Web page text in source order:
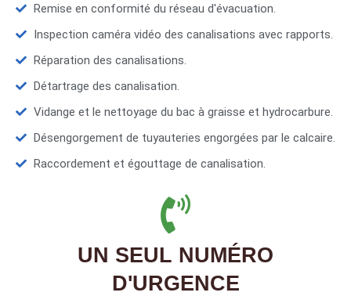
Remise en conformité du réseau d'évacuation.
Inspection caméra vidéo des canalisations avec rapports.
Réparation des canalisations.
Détartrage des canalisation.
Vidange et le nettoyage du bac à graisse et hydrocarbure.
Désengorgement de tuyauteries engorgées par le calcaire.
Raccordement et égouttage de canalisation.
UN SEUL NUMÉRO
D'URGENCE